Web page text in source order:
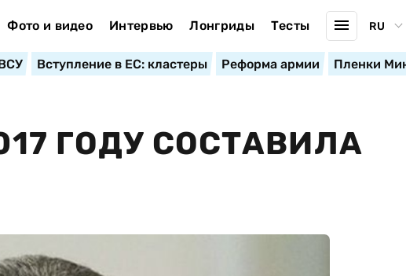
Фото и видео Интервью Лонгриды Тесты RU
Вступление в ЕС: кластеры Реформа армии Пленки
ГОДУ СОСТАВИЛА